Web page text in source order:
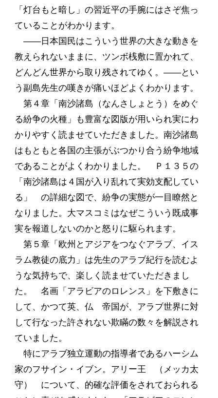
「灯台もと暗し」の習近平の手腕にはさぞ焦っ
ていることがわかります。
――日本国民はこういう世界の大きな動きを
教えられないままに、ツンボ桟敷に置かれて、
どんどん世界から取り残されてゆく。――とい
う副島先生の嘆きが痛いほどよくわかります。
第４章「南沙諸島（なんさしょとう）をめぐ
る紛争の火種」も豊富な図版が用いられ実にわ
かりやすく読ませていただきました。南沙諸島
はもともと各国の主張がぶつかり合う紛争地域
であることがよくわかりました。 Ｐ１３５の
「南沙諸島は４国が入り乱れて実効支配してい
る」 の詳細な図で、紛争の実態が一目瞭然と
なりました。大マスコミはなぜこういう既成事
実を報道しないのかと怒りに駆られます。
第５章「欧州とアジアをつなぐアラブ、イス
ラム教徒の底力」は先生のアラブ紀行を読むよ
うな気持ちで、楽しく読ませていただきまし
た。 名画「アラビアのロレンス」を下敷きに
して、かつて英、仏 帝国が、アラブ世界に対
して行なった許されない欺瞞の数々を解説され
ていました。
特にアラブ独立運動の指導者であるハーシム
家のフサイン・イブン。アリー王 （メッカ太
守） について、的確な評価をされておられる